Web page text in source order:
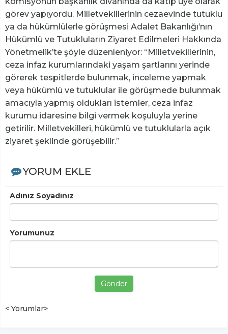
görev yapıyordu. Milletvekillerinin cezaevinde tutuklu
ya da hükümlülerle görüşmesi Adalet Bakanlığı’nın
Hükümlü ve Tutukluların Ziyaret Edilmeleri Hakkında
Yönetmelik’te şöyle düzenleniyor: “Milletvekillerinin,
ceza infaz kurumlarındaki yaşam şartlarını yerinde
görerek tespitlerde bulunmak, inceleme yapmak
veya hükümlü ve tutuklular ile görüşmede bulunmak
amacıyla yapmış oldukları istemler, ceza infaz
kurumu idaresine bilgi vermek koşuluyla yerine
getirilir. Milletvekilleri, hükümlü ve tutuklularla açık
ziyaret şeklinde görüşebilir.”
YORUM EKLE
Adınız Soyadınız
Yorumunuz
Gönder
< Yorumlar>